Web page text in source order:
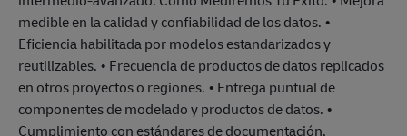
medible en la calidad y confiabilidad de los datos. •
Eficiencia habilitada por modelos estandarizados y
reutilizables. • Frecuencia de productos de datos replicados
en otros proyectos o regiones. • Entrega puntual de
componentes de modelado y productos de datos. •
Cumplimiento con estándares de documentación,